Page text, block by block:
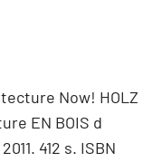
Now! HOLZ
EN BOIS d
412 s. ISBN